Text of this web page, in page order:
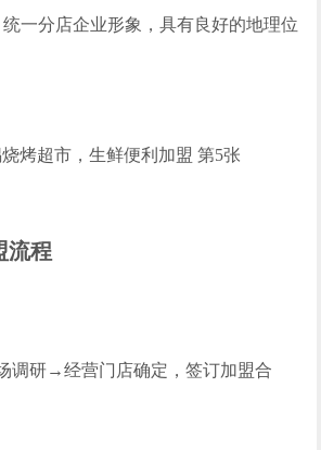
一分店企业形象，具有良好的地理位
流程
调研→经营门店确定，签订加盟合